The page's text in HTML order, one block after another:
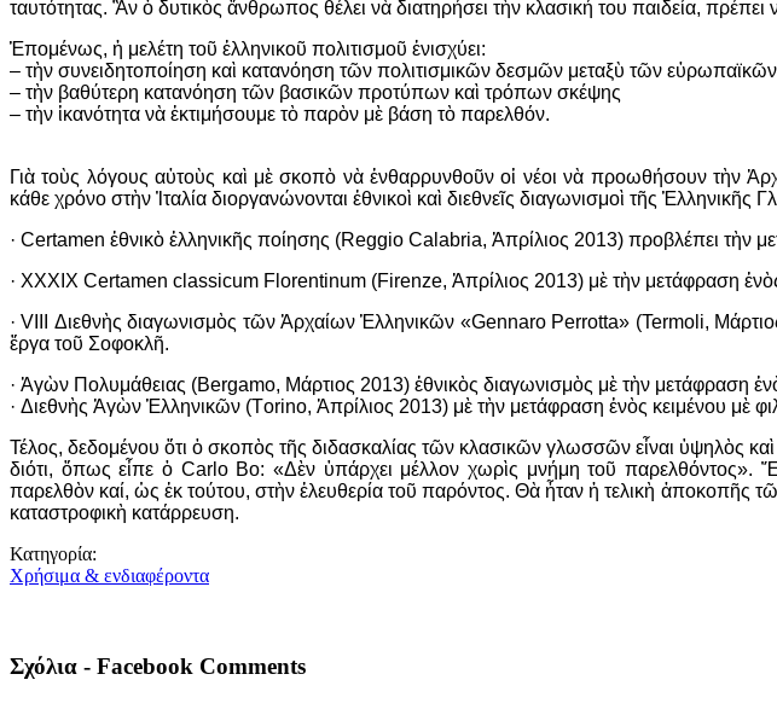
ταυτότητας. Ἂν ὁ δυτικὸς ἄνθρωπος θέλει νὰ διατηρήσει τὴν κλασική του παιδεία,
Ἑπομένως, ἡ μελέτη τοῦ ἑλληνικοῦ πολιτισμοῦ ἐνισχύει:
– τὴν συνειδητοποίηση καὶ κατανόηση τῶν πολιτισμικῶν δεσμῶν μεταξὺ τῶν
– τὴν βαθύτερη κατανόηση τῶν βασικῶν προτύπων καὶ τρόπων σκέψης
– τὴν ἱκανότητα νὰ ἐκτιμήσουμε τὸ παρὸν μὲ βάση τὸ παρελθόν.
Γιὰ τοὺς λόγους αὐτοὺς καὶ μὲ σκοπὸ νὰ ἐνθαρρυνθοῦν οἱ νέοι νὰ προωθήσουν τὴν
κάθε χρόνο στὴν Ἰταλία διοργανώνονται ἐθνικοὶ καὶ διεθνεῖς διαγωνισμοὶ τῆς
· Certamen ἐθνικὸ ἑλληνικῆς ποίησης (Reggio Calabria, Ἀπρίλιος 2013) προβλέπει τὴν
· XXXIX Certamen classicum Florentinum (Firenze, Ἀπρίλιος 2013) μὲ τὴν μετάφραση
·VIII Διεθνὴς διαγωνισμὸς τῶν Ἀρχαίων Ἑλληνικῶν «Gennaro Perrotta» (Termoli,
ἔργα τοῦ Σοφοκλῆ.
· Ἀγὼν Πολυμάθειας (Bergamo, Μάρτιος 2013) ἐθνικὸς διαγωνισμὸς μὲ τὴν μετάφραση
· Διεθνὴς Ἀγὼν Ἑλληνικῶν (Τorino, Ἀπρίλιος 2013) μὲ τὴν μετάφραση ἑνὸς κειμένου μὲ
Τέλος,δεδομένου ὅτι ὁ σκοπὸς τῆς διδασκαλίας τῶν κλασικῶν γλωσσῶν εἶναι ὑψηλὸς
διότι, ὅπως εἶπε ὁ Carlo Bo: «Δὲν ὑπάρχει μέλλον χωρὶς μνήμη τοῦ παρελθόντος».
παρελθὸν καί,ὡς ἐκ τούτου,στὴν ἐλευθερία τοῦ παρόντος.Θὰ ἦταν ἡ τελικὴ ἀποκοπῆς
καταστροφικὴ κατάρρευση.
Κατηγορία:
Χρήσιμα & ενδιαφέροντα
Σχόλια - Facebook Comments